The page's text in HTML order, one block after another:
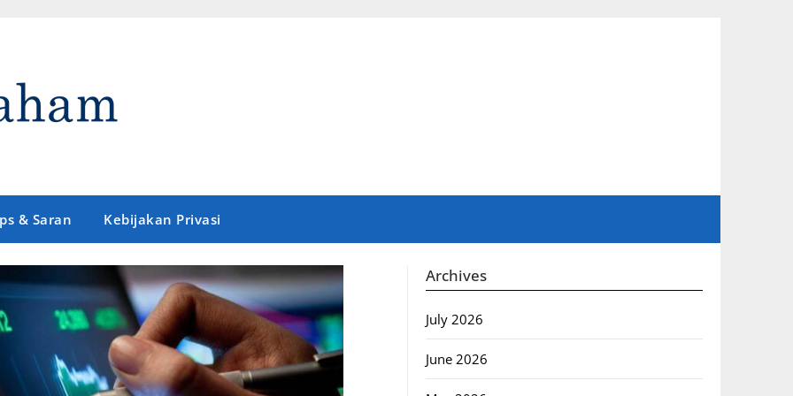
& Saran Kebijakan Privasi
Archives
July 2026
June 2026